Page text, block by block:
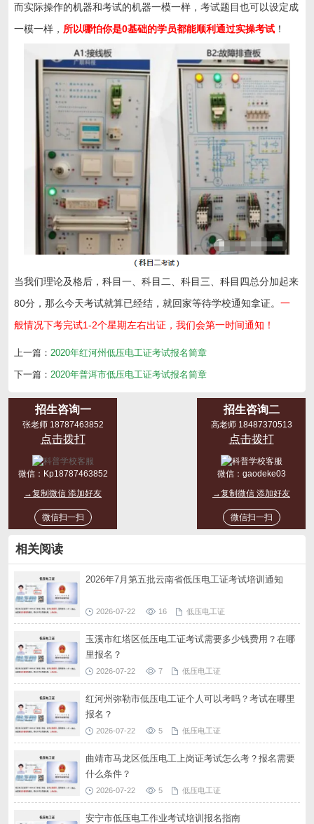
而实际操作的机器和考试的机器一模一样，考试题目也可以设定成
一模一样， 所以哪怕你是0基础的学员都能顺利通过实操考试 ！
当我们理论及格后，科目一、科目二、科目三、科目四总分加起来
80分，那么今天考试就算已经结，就回家等待学校通知拿证。一
般情况下考完试1-2个星期左右出证，我们会第一时间通知！
上一篇： 2020年红河州低压电工证考试报名简章
下一篇： 2020年普洱市低压电工证考试报名简章
招生咨询一
张老师 18787463852
点击拨打
微信： Kp18787463852
→复制微信 添加好友
微信扫一扫
招生咨询二
高老师 18487370513
点击拨打
微信： gaodeke03
→复制微信 添加好友
微信扫一扫
相关阅读
2026年7月第五批云南省低压电工证考试培训通知
2026-07-22 16 低压电工证
玉溪市红塔区低压电工证考试需要多少钱费用？在哪
里报名？
2026-07-22 7 低压电工证
红河州弥勒市低压电工证个人可以考吗？考试在哪里
报名？
2026-07-22 5 低压电工证
曲靖市马龙区低压电工上岗证考试怎么考？报名需要
什么条件？
2026-07-22 5 低压电工证
安宁市低压电工作业考试培训报名指南